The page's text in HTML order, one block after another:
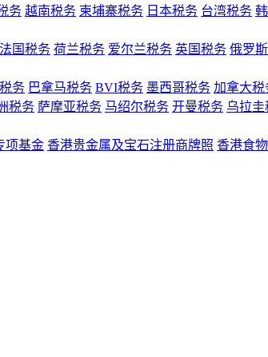
务 越南税务 柬埔寨税务 日本税务 台湾税务
法国税务 荷兰税务 爱尔兰税务 英国税务 俄罗
务 巴拿马税务 BVI税务 墨西哥税务 加拿大税
税务 萨摩亚税务 马绍尔税务 开曼税务 乌拉圭
项基金 香港贵金属及宝石注册商牌照 香港食